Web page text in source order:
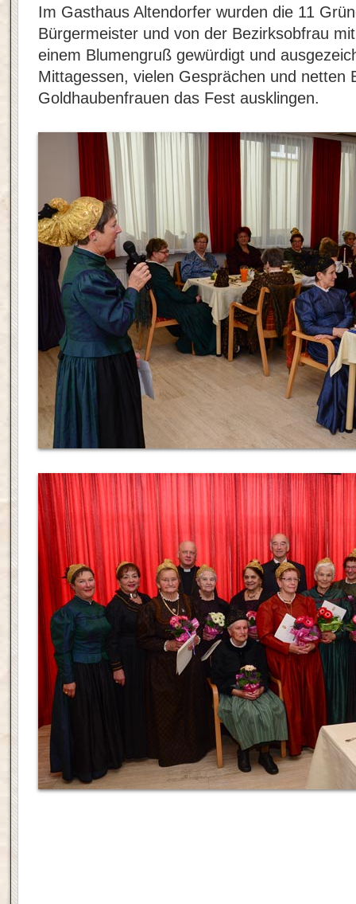
Im Gasthaus Altendorfer wurden die 11
Bürgermeister und von der Bezirksobfrau
einem Blumengruß gewürdigt und
Mittagessen, vielen Gesprächen und netten
Goldhaubenfrauen das Fest ausklingen.